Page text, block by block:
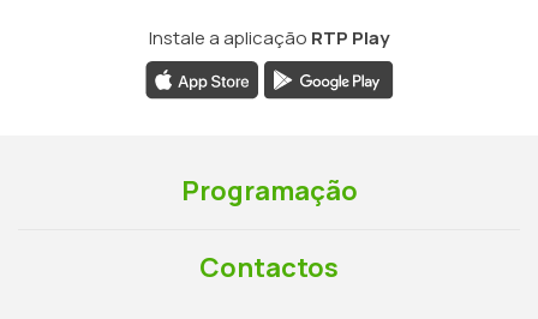
Instale a aplicação RTP Play
Programação
Contactos